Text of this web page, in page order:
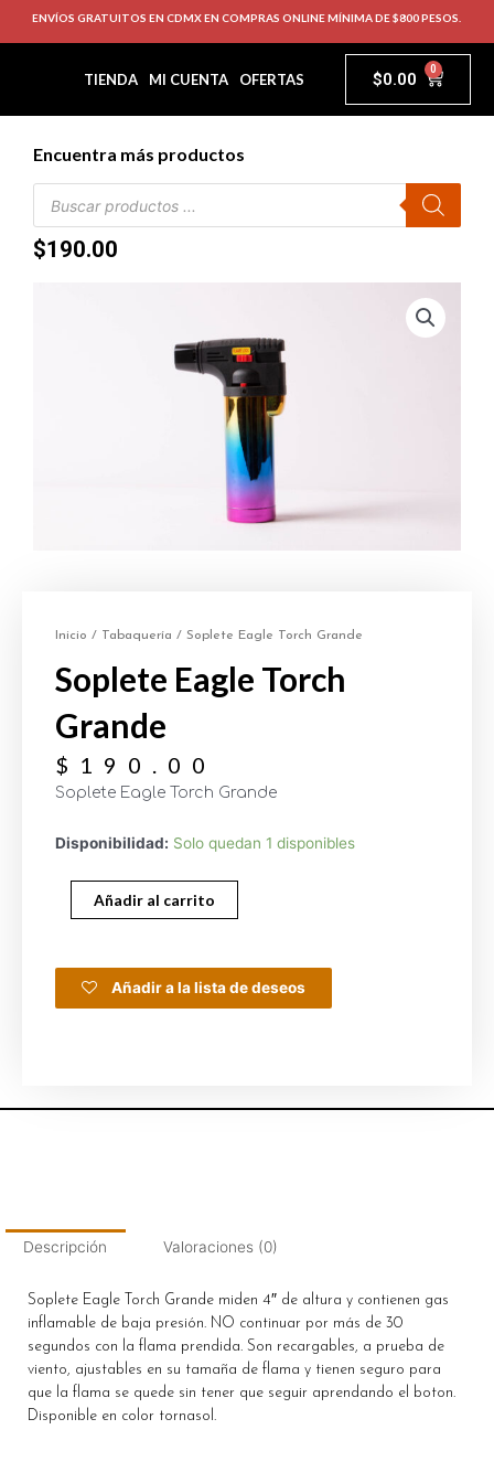
ENVÍOS GRATUITOS EN CDMX EN COMPRAS ONLINE MÍNIMA DE $800 PESOS.
TIENDA MI CUENTA OFERTAS $0.00 0
Encuentra más productos
$190.00
Inicio / Tabaquería / Soplete Eagle Torch Grande
Soplete Eagle Torch
Grande
$ 190.00
Soplete Eagle Torch Grande
Disponibilidad: Solo quedan 1 disponibles
Añadir al carrito
Añadir a la lista de deseos
Descripción Valoraciones (0)
Soplete Eagle Torch Grande miden 4″ de altura y contienen gas
inflamable de baja presión. NO continuar por más de 30
segundos con la flama prendida. Son recargables, a prueba de
viento, ajustables en su tamaña de flama y tienen seguro para
que la flama se quede sin tener que seguir aprendando el boton.
Disponible en color tornasol.